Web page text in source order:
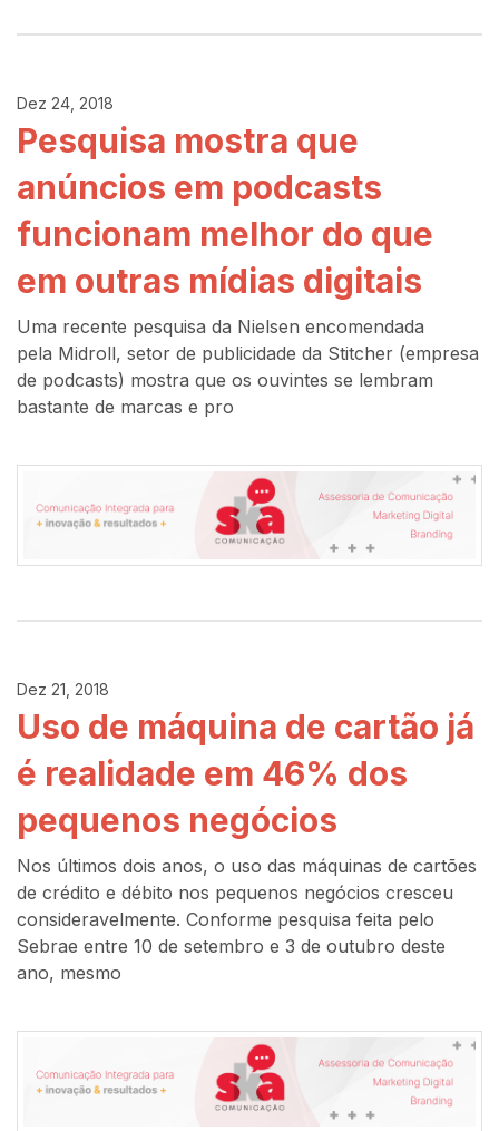
Dez 24, 2018
Pesquisa mostra que
anúncios em podcasts
funcionam melhor do que
em outras mídias digitais
Uma recente pesquisa da Nielsen encomendada
pela Midroll, setor de publicidade da Stitcher (empresa
de podcasts) mostra que os ouvintes se lembram
bastante de marcas e pro
Dez 21, 2018
Uso de máquina de cartão já
é realidade em 46% dos
pequenos negócios
Nos últimos dois anos, o uso das máquinas de cartões
de crédito e débito nos pequenos negócios cresceu
consideravelmente. Conforme pesquisa feita pelo
Sebrae entre 10 de setembro e 3 de outubro deste
ano, mesmo